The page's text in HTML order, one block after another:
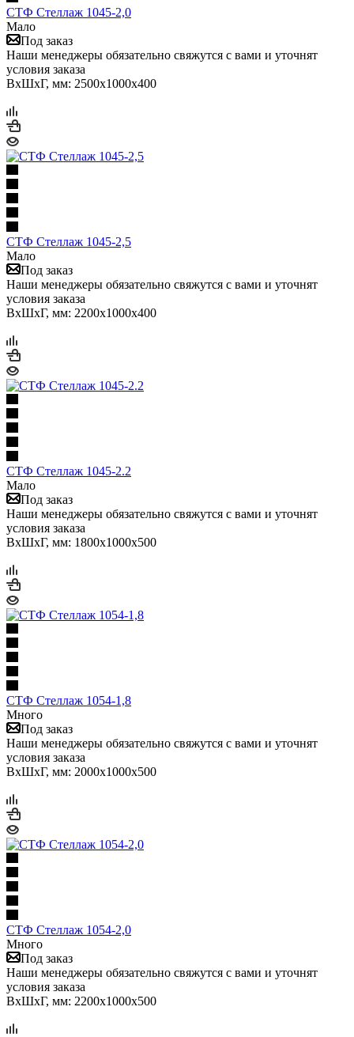
СТФ Стеллаж 1045-2,0
Мало
Под заказ
Наши менеджеры обязательно свяжутся с вами и уточнят
условия заказа
ВхШхГ, мм: 2500x1000x400
СТФ Стеллаж 1045-2,5
Мало
Под заказ
Наши менеджеры обязательно свяжутся с вами и уточнят
условия заказа
ВхШхГ, мм: 2200x1000x400
СТФ Стеллаж 1045-2.2
Мало
Под заказ
Наши менеджеры обязательно свяжутся с вами и уточнят
условия заказа
ВхШхГ, мм: 1800x1000x500
СТФ Стеллаж 1054-1,8
Много
Под заказ
Наши менеджеры обязательно свяжутся с вами и уточнят
условия заказа
ВхШхГ, мм: 2000x1000x500
СТФ Стеллаж 1054-2,0
Много
Под заказ
Наши менеджеры обязательно свяжутся с вами и уточнят
условия заказа
ВхШхГ, мм: 2200x1000x500